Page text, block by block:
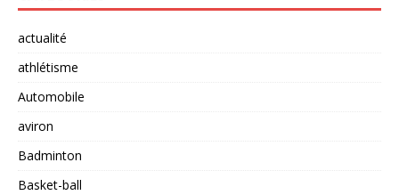
actualité
athlétisme
Automobile
aviron
Badminton
Basket-ball